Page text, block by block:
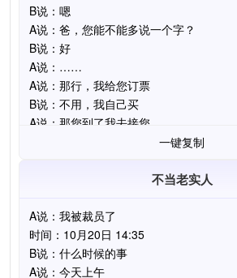
一键复制
不当老实人